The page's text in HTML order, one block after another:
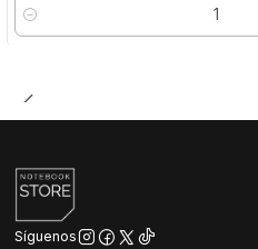
Cantidad
Síguenos